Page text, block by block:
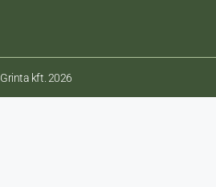
Grinta kft. 2026